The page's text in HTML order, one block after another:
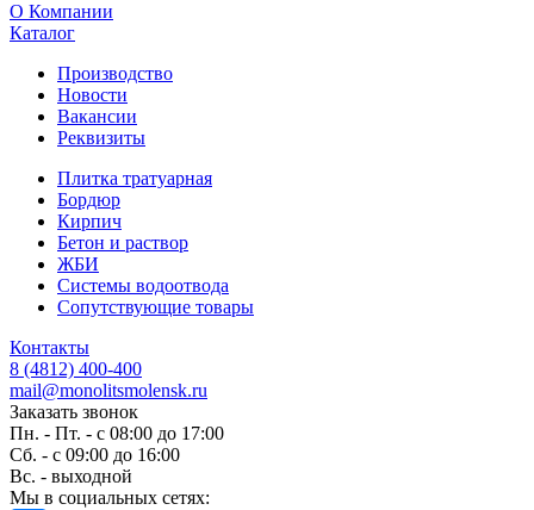
O Компании
Каталог
Производство
Новости
Вакансии
Реквизиты
Плитка тратуарная
Бордюр
Кирпич
Бетон и раствор
ЖБИ
Системы водоотвода
Сопутствующие товары
Контакты
8 (4812) 400-400
mail@monolitsmolensk.ru
Заказать звонок
Пн. - Пт. - с 08:00 до 17:00
Сб. - с 09:00 до 16:00
Вс. - выходной
Мы в социальных сетях: